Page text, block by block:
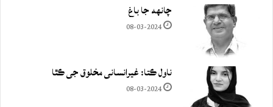
چانهه جا باغ
08-03-2024
ناول ڪتا: غيرانساني مخلوق جي ڪٿا
08-03-2024